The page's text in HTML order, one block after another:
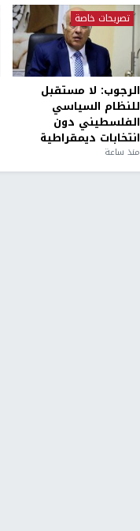
تصريحات خاصة
الرجوب: لا مستقبل
للنظام السياسي
الفلسطيني دون
انتخابات ديمقراطية
منذ ساعة